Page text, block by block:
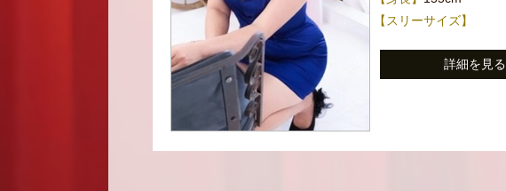
【スリーサイズ】
詳細を見る